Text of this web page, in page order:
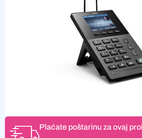
Plaćate poštarinu za ovaj